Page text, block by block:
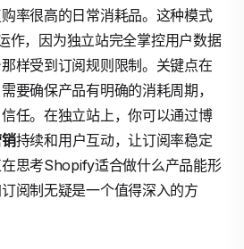
率很高的日常消耗品。这种模式
作，因为独立站完全掌控用户数据
样受到订阅规则限制。关键点在
要确保产品有明确的消耗周期，
任。在独立站上，你可以通过博
持续和用户互动，让订阅率稳定
思考Shopify适合做什么产品能形
阅制无疑是一个值得深入的方